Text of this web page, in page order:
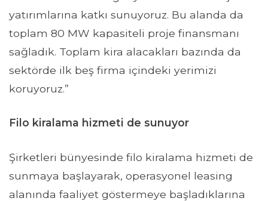
yatırımlarına katkı sunuyoruz. Bu alanda da
toplam 80 MW kapasiteli proje finansmanı
sağladık. Toplam kira alacakları bazında da
sektörde ilk beş firma içindeki yerimizi
koruyoruz.”
Filo kiralama hizmeti de sunuyor
Şirketleri bünyesinde filo kiralama hizmeti de
sunmaya başlayarak, operasyonel leasing
alanında faaliyet göstermeye başladıklarına